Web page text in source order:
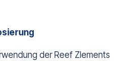
der Reef Zlements